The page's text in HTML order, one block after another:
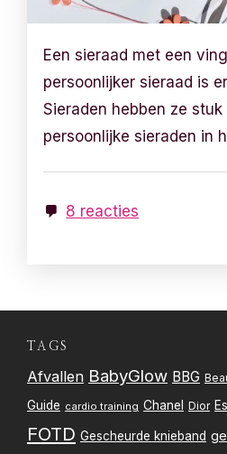
Een sieraad met een
persoonlijker sieraad is
Sieraden hebben ze
persoonlijke sieraden in
8 reacties
TAGS
Afvallen BabyGlow BBG
Guide cardio training Chanel Dior
FOTD Gescheurde knieband